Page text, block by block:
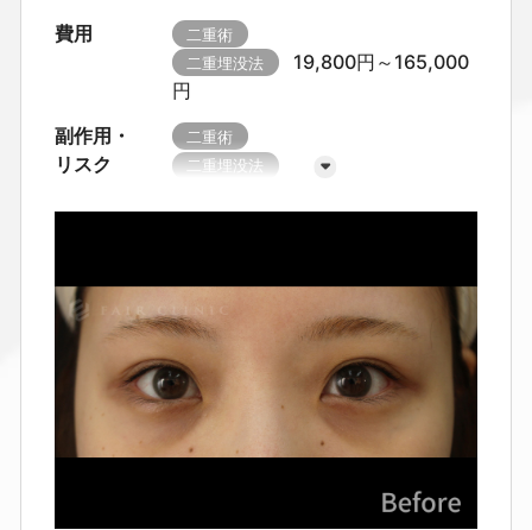
費用
二重術
二重埋没法
19,800円～165,000
円
副作用・
リスク
二重術
二重埋没法
生剤や処置が必要）
まれに再処
置・掛け直しが必要になることがあ
ります